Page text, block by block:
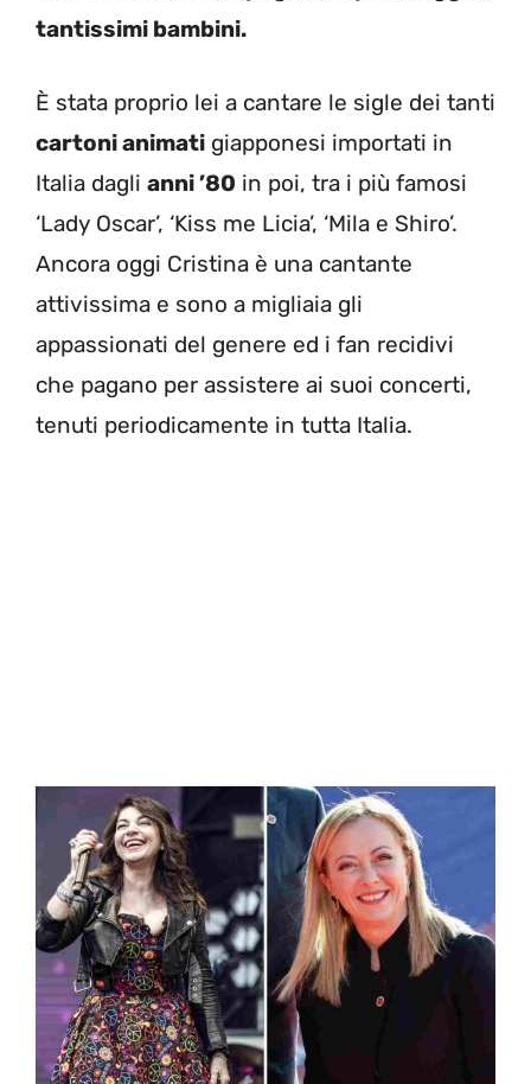
tantissimi bambini.
È stata proprio lei a cantare le sigle dei tanti
cartoni animati giapponesi importati in
Italia dagli anni ’80 in poi, tra i più famosi
‘Lady Oscar’, ‘Kiss me Licia’, ‘Mila e Shiro’.
Ancora oggi Cristina è una cantante
attivissima e sono a migliaia gli
appassionati del genere ed i fan recidivi
che pagano per assistere ai suoi concerti,
tenuti periodicamente in tutta Italia.